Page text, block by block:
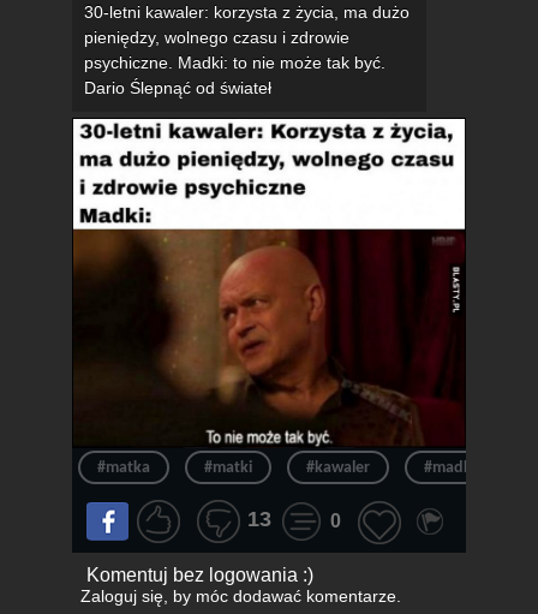
30-letni kawaler: korzysta z życia, ma dużo
pieniędzy, wolnego czasu i zdrowie
psychiczne. Madki: to nie może tak być.
Dario Ślepnąć od świateł
#matka #matki #kawaler #madka
13 0
Komentuj bez logowania :)
Zaloguj się, by móc dodawać komentarze.